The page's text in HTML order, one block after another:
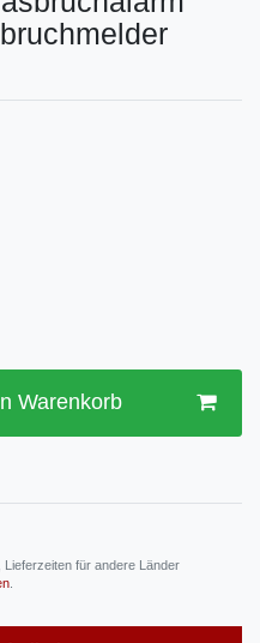
Warenkorb
für andere Länder